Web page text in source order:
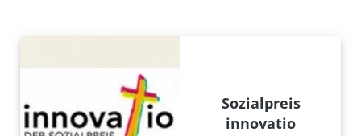
Sozialpreis
innovatio